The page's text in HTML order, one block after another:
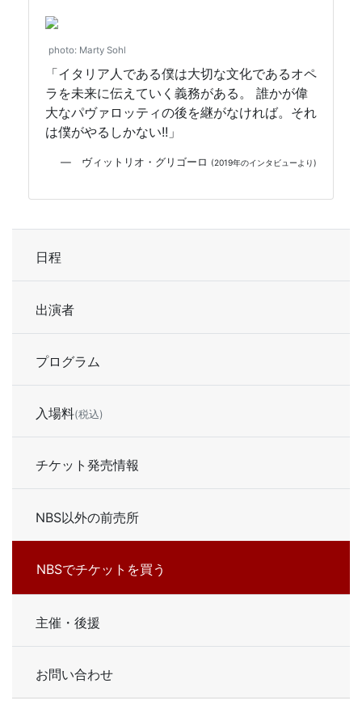
photo: Marty Sohl
「イタリア人である僕は大切な文化であるオペ
ラを未来に伝えていく義務がある。 誰かが偉
大なパヴァロッティの後を継がなければ。それ
は僕がやるしかない!!」
— ヴィットリオ・グリゴーロ (2019年のインタビューより)
日程
出演者
プログラム
入場料(税込)
チケット発売情報
NBS以外の前売所
NBSでチケットを買う
主催・後援
お問い合わせ